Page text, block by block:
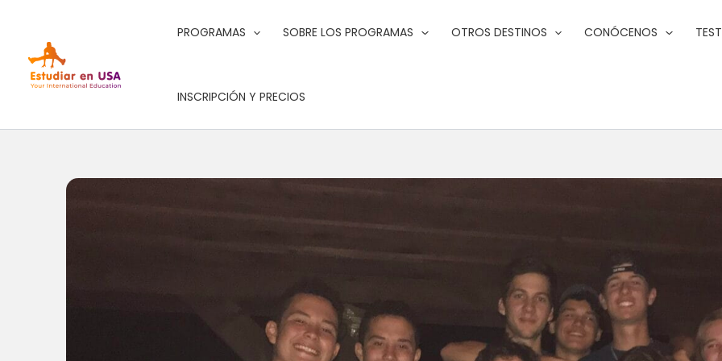
contenido
PROGRAMAS SOBRE LOS PROGRAMAS OTROS DESTINOS CONÓCENOS
INSCRIPCIÓN Y PRECIOS